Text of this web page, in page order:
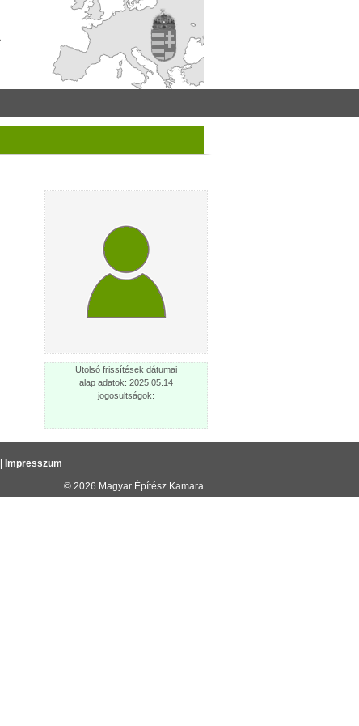
Utolsó frissítések dátumai
alap adatok: 2025.05.14
jogosultságok:
Impresszum
© 2026 Magyar Építész Kamara